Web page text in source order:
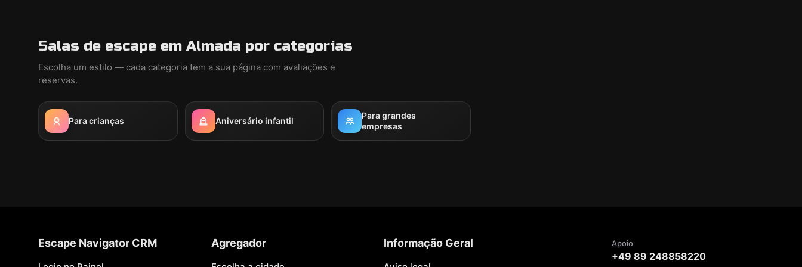
Salas de escape em Almada por categorias
Escolha um estilo — cada categoria tem a sua página com avaliações e
reservas.
Para crianças Aniversário infantil
Para grandes
empresas
Escape Navigator CRM Agregador Informação Geral Apoio
+49 89 248858220